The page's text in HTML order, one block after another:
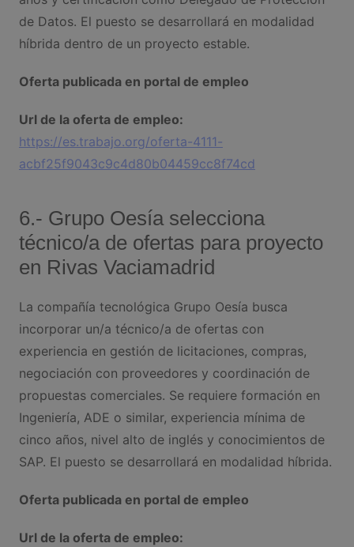
de Datos. El puesto se desarrollará en modalidad
híbrida dentro de un proyecto estable.
Oferta publicada en portal de empleo
Url de la oferta de empleo:
https://es.trabajo.org/oferta-4111-
acbf25f9043c9c4d80b04459cc8f74cd
6.- Grupo Oesía selecciona
técnico/a de ofertas para proyecto
en Rivas Vaciamadrid
La compañía tecnológica Grupo Oesía busca
incorporar un/a técnico/a de ofertas con
experiencia en gestión de licitaciones, compras,
negociación con proveedores y coordinación de
propuestas comerciales. Se requiere formación en
Ingeniería, ADE o similar, experiencia mínima de
cinco años, nivel alto de inglés y conocimientos de
SAP. El puesto se desarrollará en modalidad híbrida.
Oferta publicada en portal de empleo
Url de la oferta de empleo: